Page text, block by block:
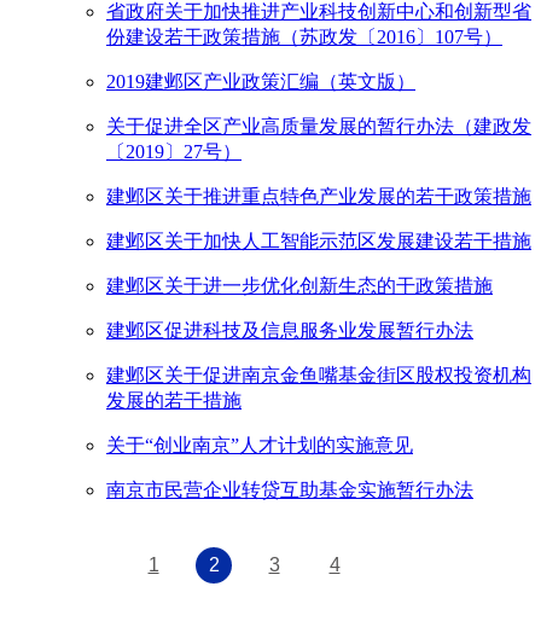
省政府关于加快推进产业科技创新中心和创新型省
份建设若干政策措施（苏政发〔2016〕107号）
2019建邺区产业政策汇编（英文版）
关于促进全区产业高质量发展的暂行办法（建政发
〔2019〕27号）
建邺区关于推进重点特色产业发展的若干政策措施
建邺区关于加快人工智能示范区发展建设若干措施
建邺区关于进一步优化创新生态的干政策措施
建邺区促进科技及信息服务业发展暂行办法
建邺区关于促进南京金鱼嘴基金街区股权投资机构
发展的若干措施
关于“创业南京”人才计划的实施意见
南京市民营企业转贷互助基金实施暂行办法
1 2 3 4